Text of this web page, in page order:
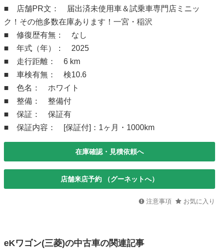
■ 店舗PR文： 届出済未使用車＆試乗車専門店ミニッ
ク！その他多数在庫あります！一宮・稲沢
■ 修復歴有無： なし
■ 年式（年）： 2025
■ 走行距離： 6 km
■ 車検有無： 検10.6
■ 色名： ホワイト
■ 整備： 整備付
■ 保証： 保証有
■ 保証内容： [保証付]：1ヶ月・1000km
在庫確認・見積依頼へ
店舗来店予約 （グーネットへ）
注意事項 お気に入り
eKワゴン(三菱)の中古車の関連記事